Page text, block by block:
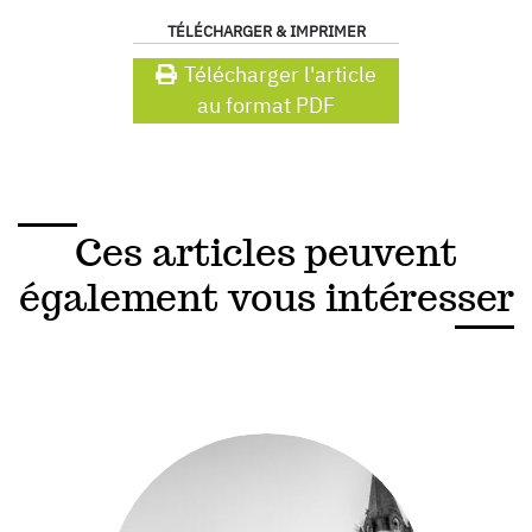
TÉLÉCHARGER & IMPRIMER
Télécharger l'article
au format PDF
Ces articles peuvent
également vous intéresser